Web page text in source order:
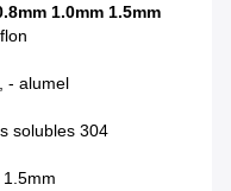
1.0mm 1.5mm
- alumel
solubles 304